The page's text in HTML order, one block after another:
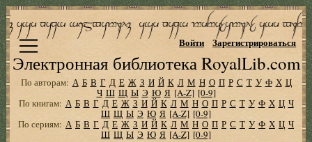
Электронная библиотека RoyalLib.com
Войти Зарегистрироваться
По авторам: А Б В Г Д Е Ж З И Й К Л М Н О П Р С Т У Ф Х Ц
Ч Ш Щ Ы Э Ю Я [A-Z] [0-9]
По книгам: А Б В Г Д Е Ж З И Й К Л М Н О П Р С Т У Ф Х Ц Ч
Ш Щ Ы Э Ю Я [A-Z] [0-9]
По сериям: А Б В Г Д Е Ж З И Й К Л М Н О П Р С Т У Ф Х Ц Ч
Ш Щ Ы Э Ю Я [A-Z] [0-9]